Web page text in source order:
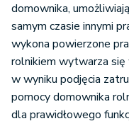
domownika,
samym czasie innymi
wykona powierzone
rolnikiem wytwarza się
w wyniku podjęcia
pomocy domownika
dla prawidłowego